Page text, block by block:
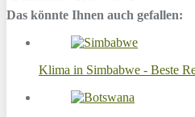
Das könnte Ihnen auch gefallen:
Klima in Simbabwe - Beste